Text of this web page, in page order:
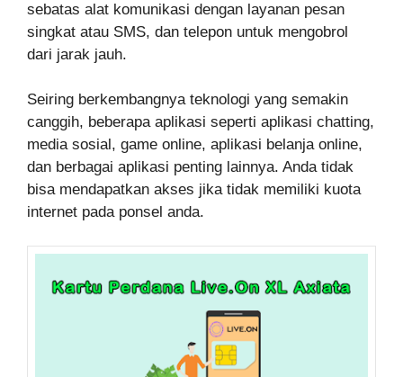
sebatas alat komunikasi dengan layanan pesan
singkat atau SMS, dan telepon untuk mengobrol
dari jarak jauh.
Seiring berkembangnya teknologi yang semakin
canggih, beberapa aplikasi seperti aplikasi chatting,
media sosial, game online, aplikasi belanja online,
dan berbagai aplikasi penting lainnya. Anda tidak
bisa mendapatkan akses jika tidak memiliki kuota
internet pada ponsel anda.